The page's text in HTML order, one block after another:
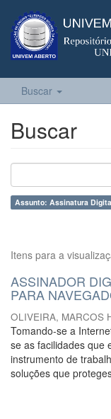
Buscar
Buscar
Assunto: Assinatura
Itens para a
ASSINADOR
PARA
OLIVEIRA, MARCOS
Tomando-se a
se as facilidades que
instrumento de
soluções que